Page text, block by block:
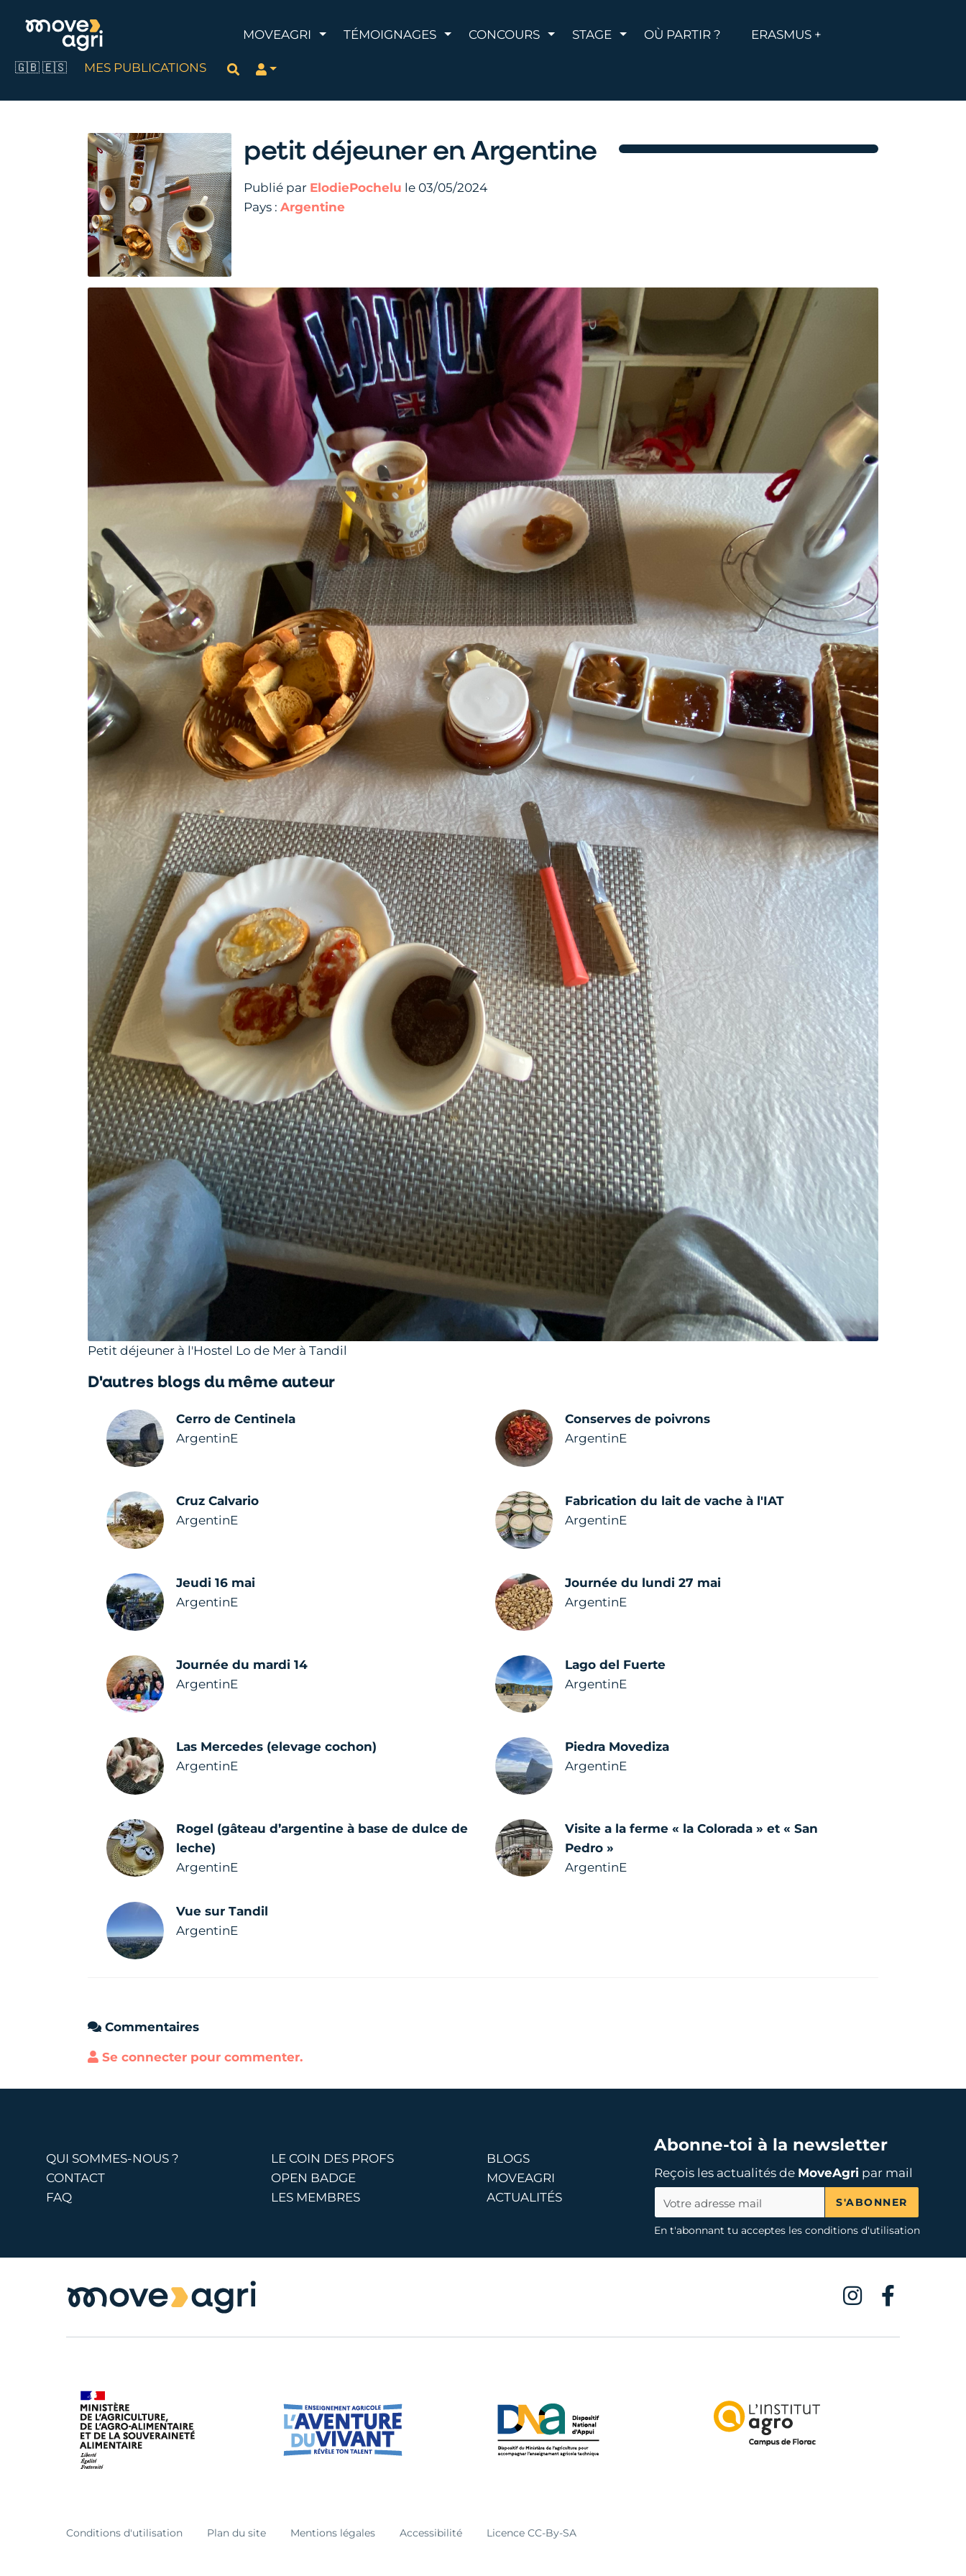
MOVEAGRI AFFICHER LE MENU
TÉMOIGNAGES AFFICHER LE MENU
CONCOURS AFFICHER LE MENU
STAGE AFFICHER LE MENU
OÙ PARTIR ? ERASMUS +
🇬🇧 🇪🇸 MES PUBLICATIONS Rechercher
petit déjeuner en Argentine
Publié par ElodiePochelu le 03/05/2024
Pays : Argentine
Petit déjeuner à l'Hostel Lo de Mer à Tandil
D'autres blogs du même auteur
Cerro de Centinela
ArgentinE
Conserves de poivrons
ArgentinE
Cruz Calvario
ArgentinE
Fabrication du lait de vache à l'IAT
ArgentinE
Jeudi 16 mai
ArgentinE
Journée du lundi 27 mai
ArgentinE
Journée du mardi 14
ArgentinE
Lago del Fuerte
ArgentinE
Las Mercedes (elevage cochon)
ArgentinE
Piedra Movediza
ArgentinE
Rogel (gâteau d’argentine à base de dulce de
leche)
ArgentinE
Visite a la ferme « la Colorada » et « San
Pedro »
ArgentinE
Vue sur Tandil
ArgentinE
Commentaires
Se connecter pour commenter.
QUI SOMMES-NOUS ?
CONTACT
FAQ
LE COIN DES PROFS
OPEN BADGE
LES MEMBRES
BLOGS
MOVEAGRI
ACTUALITÉS
Abonne-toi à la newsletter
Reçois les actualités de MoveAgripar mail
S'ABONNER
En t'abonnant tu acceptes les conditions d'utilisation
Conditions d'utilisation Plan du site Mentions légales Accessibilité Licence CC-By-SA